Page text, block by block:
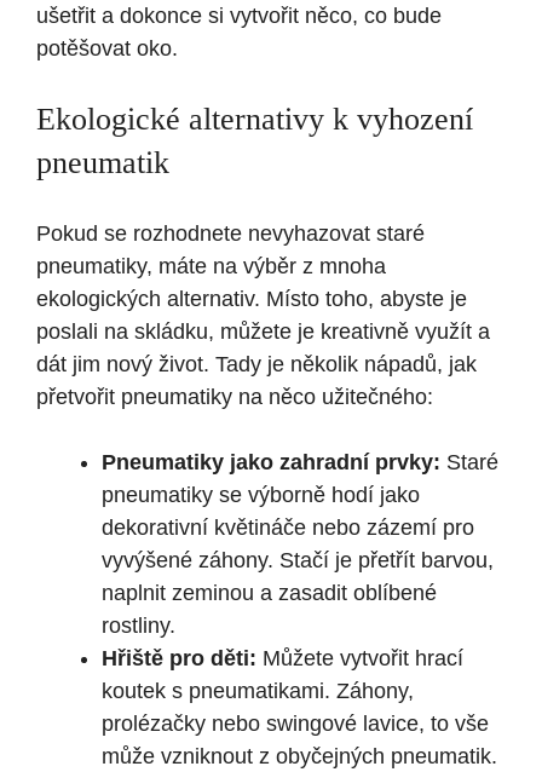
ušetřit a dokonce si vytvořit něco, co bude
potěšovat oko.
Ekologické alternativy k vyhození
pneumatik
Pokud se rozhodnete nevyhazovat staré
pneumatiky, máte na výběr z mnoha
ekologických alternativ. Místo toho, abyste je
poslali na skládku, můžete je kreativně využít a
dát jim nový život. Tady je několik nápadů, jak
přetvořit pneumatiky na něco užitečného:
Pneumatiky jako zahradní prvky: Staré
pneumatiky se výborně hodí jako
dekorativní květináče nebo zázemí pro
vyvýšené záhony. Stačí je přetřít barvou,
naplnit zeminou a zasadit oblíbené
rostliny.
Hřiště pro děti: Můžete vytvořit hrací
koutek s pneumatikami. Záhony,
prolézačky nebo swingové lavice, to vše
může vzniknout z obyčejných pneumatik.